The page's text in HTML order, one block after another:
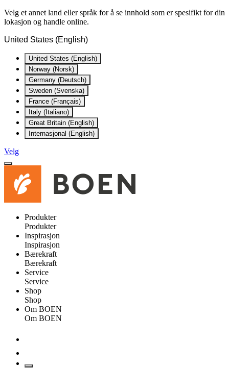
Velg et annet land eller språk for å se innhold som er spesifikt for din
lokasjon og handle online.
United States (English)
United States (English)
Norway (Norsk)
Germany (Deutsch)
Sweden (Svenska)
France (Français)
Italy (Italiano)
Great Britain (English)
Internasjonal (English)
Velg
Produkter
Produkter
Inspirasjon
Inspirasjon
Bærekraft
Bærekraft
Service
Service
Shop
Shop
Om BOEN
Om BOEN